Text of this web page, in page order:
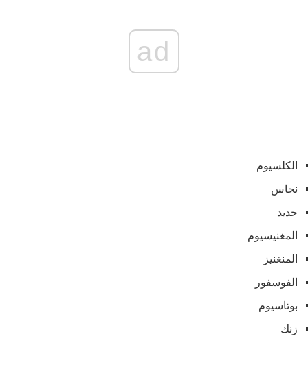
ad
الكلسيوم
نحاس
حديد
المغنيسيوم
المنغنيز
الفوسفور
بوتاسيوم
زنك